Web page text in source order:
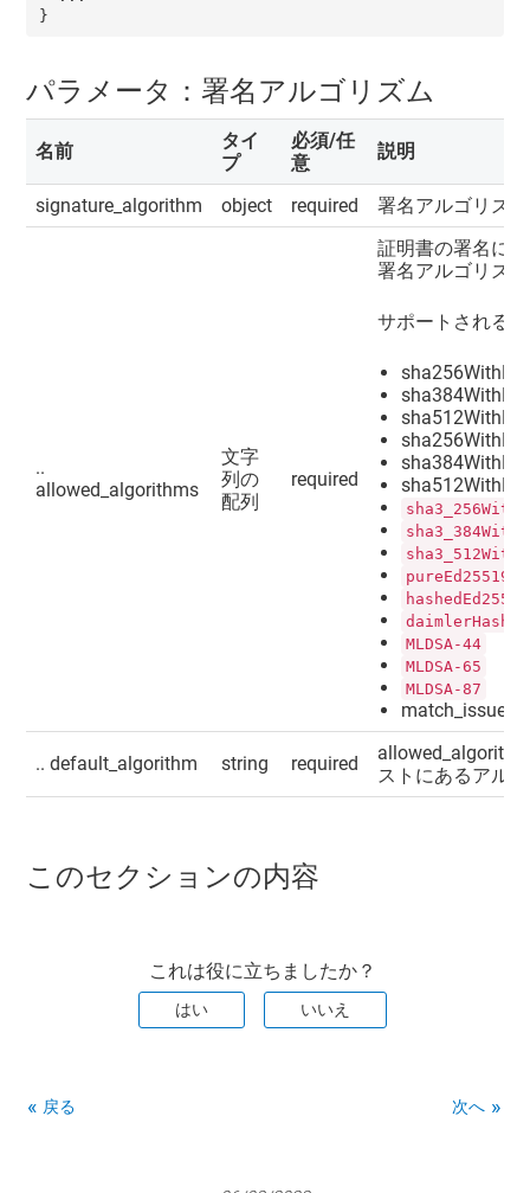
パラメータ：署名アルゴリズム
名前
タイ
プ
必須/任
意
説明
signature_algorithm object required 署名アルゴリズ
..
allowed_algorithms
文字
列の
配列
required
証明書の署名に
署名アルゴリズム
サポートされる
pureEd25519
hashedEd25519
MLDSA-44
MLDSA-65
MLDSA-87
match_issuer
.. default_algorithm string required
ストにあるアル
このセクションの内容
これは役に立ちましたか？
はい いいえ
戻る 次へ